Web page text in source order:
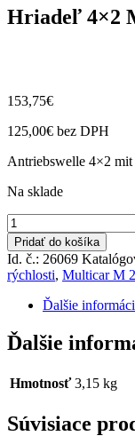
Hriadeľ 4×2
153,75€
125,00€ bez DPH
Antriebswelle 4×2 mit
Na sklade
množstvo
Hriadeľ
4x2
M
26
Pridať do košíka
Id. č.: 26069
rýchlosti, Multicar M
Ďalšie
Ďalšie
Hmotnosť 3,15 kg
Súvisiace